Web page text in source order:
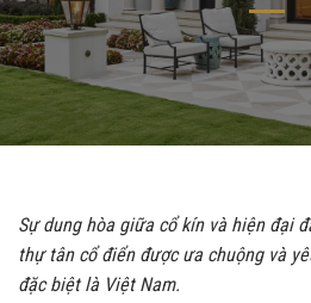
Sự dung hòa giữa cổ kín và hiện đại
thự tân cổ điển được ưa chuộng và
đặc biệt là Việt Nam.